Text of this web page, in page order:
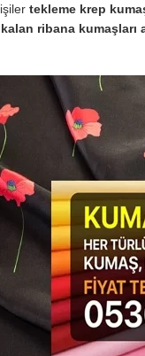
tekleme krep
kalan ribana kumaşları